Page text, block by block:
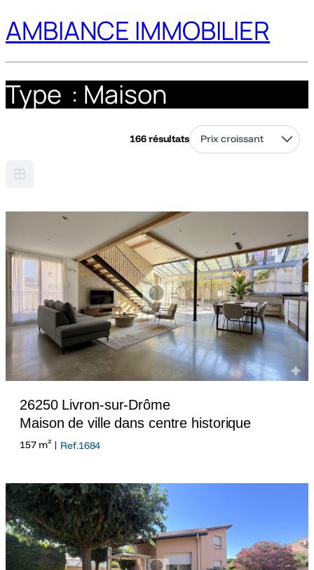
AMBIANCE IMMOBILIER
Type : Maison
166 résultats
26250 Livron-sur-Drôme
Maison de ville dans centre historique
157 m² | Ref.1684